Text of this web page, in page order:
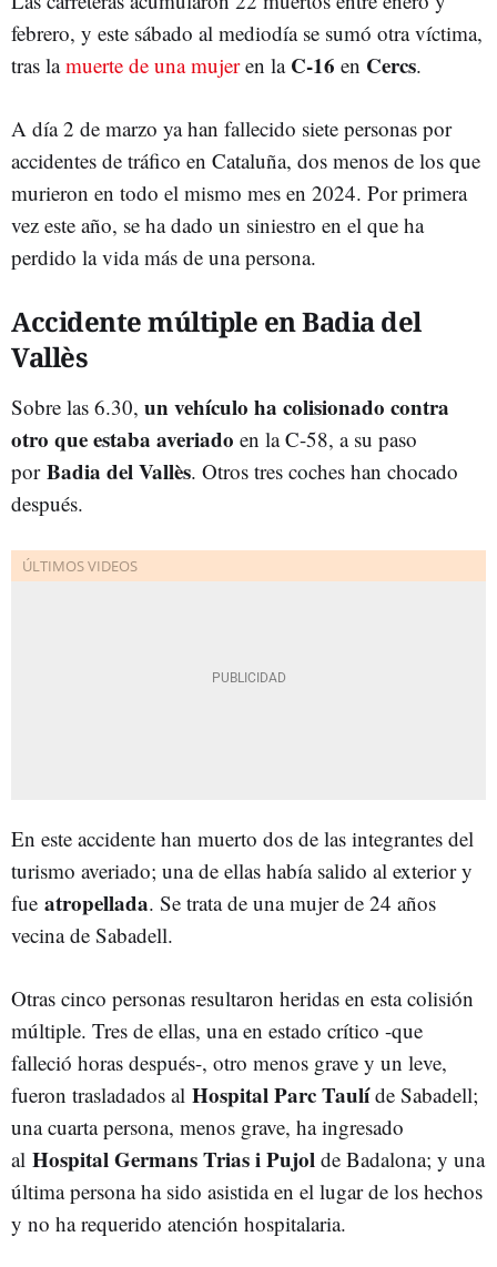
febrero, y este sábado al mediodía se sumó otra víctima,
tras lamuerte de una mujeren la C-16 en Cercs.
A día 2 de marzo ya han fallecido siete personas por
accidentes de tráfico en Cataluña, dos menos de los que
murieron en todo el mismo mes en 2024. Por primera
vez este año, se ha dado un siniestro en el que ha
perdido la vida más de una persona.
Accidente múltiple en Badia del
Vallès
Sobre las 6.30, un vehículo ha colisionado contra
otro que estaba averiado en la C-58, a su paso
por Badia del Vallès. Otros tres coches han chocado
después.
En este accidente han muerto dos de las integrantes del
turismo averiado; una de ellas había salido al exterior y
fue atropellada. Se trata de una mujer de 24 años
vecina de Sabadell.
Otras cinco personas resultaron heridas en esta colisión
múltiple. Tres de ellas, una en estado crítico -que
falleció horas después-, otro menos grave y un leve,
fueron trasladados al Hospital Parc Taulíde Sabadell;
una cuarta persona, menos grave, ha ingresado
al Hospital Germans Trias i Pujol de Badalona; y una
última persona ha sido asistida en el lugar de los hechos
y no ha requerido atención hospitalaria.